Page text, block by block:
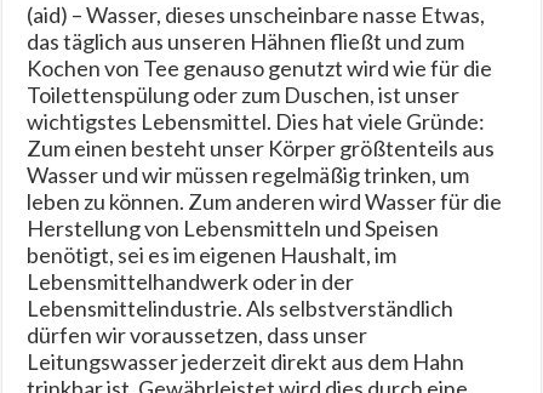
(aid) – Wasser, dieses unscheinbare nasse Etwas,
das täglich aus unseren Hähnen fließt und zum
Kochen von Tee genauso genutzt wird wie für die
Toilettenspülung oder zum Duschen, ist unser
wichtigstes Lebensmittel. Dies hat viele Gründe:
Zum einen besteht unser Körper größtenteils aus
Wasser und wir müssen regelmäßig trinken, um
leben zu können. Zum anderen wird Wasser für die
Herstellung von Lebensmitteln und Speisen
benötigt, sei es im eigenen Haushalt, im
Lebensmittelhandwerk oder in der
Lebensmittelindustrie. Als selbstverständlich
dürfen wir voraussetzen, dass unser
Leitungswasser jederzeit direkt aus dem Hahn